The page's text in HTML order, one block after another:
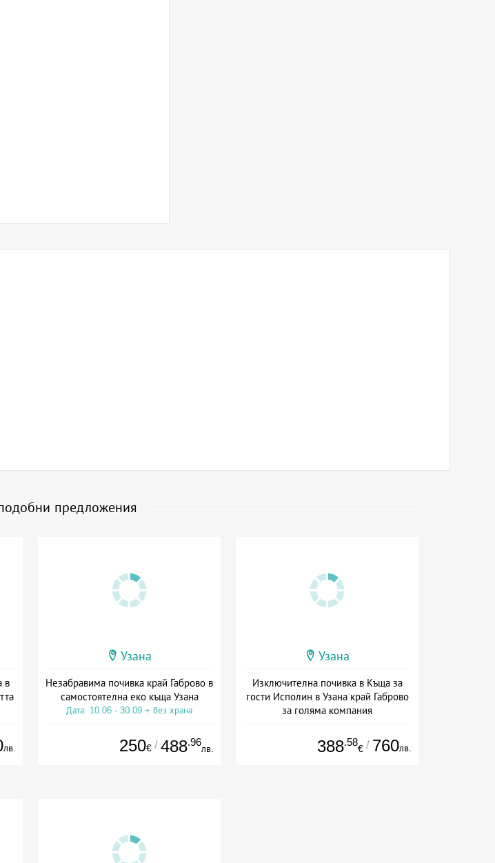
предложения
в
лв.
Узана
Незабравима почивка край Габрово в
самостоятелна еко къща Узана
Дата: 10.06 - 30.09 + без храна
250€ / 488.96
лв.
Узана
Изключителна почивка в Къща за
гости Исполин в Узана край Габрово
за голяма компания
388.58
€ / 760лв.